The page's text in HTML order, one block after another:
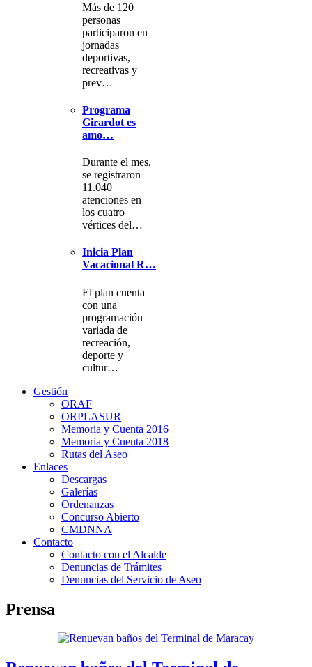
Más de 120
personas
participaron en
jornadas
deportivas,
recreativas y
prev…
Programa
Girardot es
amo…
Durante el mes,
se registraron
11.040
atenciones en
los cuatro
vértices del…
Inicia Plan
Vacacional R…
El plan cuenta
con una
programación
variada de
recreación,
deporte y
cultur…
Gestión
ORAF
ORPLASUR
Memoria y Cuenta 2016
Memoria y Cuenta 2018
Rutas del Aseo
Enlaces
Descargas
Galerías
Ordenanzas
Concurso Abierto
CMDNNA
Contacto
Contacto con el Alcalde
Denuncias de Trámites
Denuncias del Servicio de Aseo
Prensa